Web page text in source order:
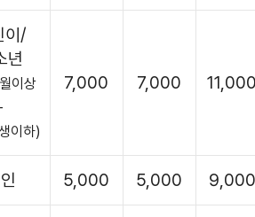
이/
년
이상
이하)
7,000 7,000
5,000 5,000 9,000